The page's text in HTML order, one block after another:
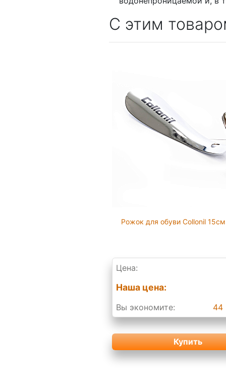
С этим
Рожок для обуви Collonil
Цена:
Наша цена:
Вы экономите: 44
Купить